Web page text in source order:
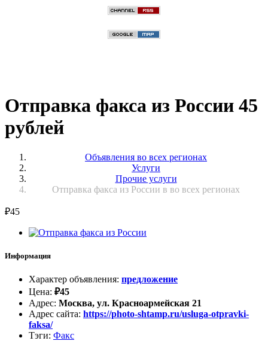
Отправка факса из России 45
рублей
Объявления во всех регионах
Услуги
Прочие услуги
Отправка факса из России в во всех регионах
₽45
Информация
Характер объявления: предложение
Цена: ₽45
Адрес: Москва, ул. Красноармейская 21
Адрес сайта: https://photo-shtamp.ru/usluga-otpravki-
faksa/
Тэги: Факс